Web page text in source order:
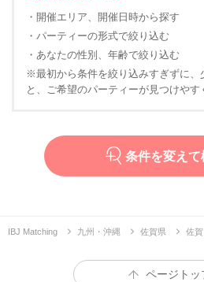
・開催エリア、開催日時から探す
・パーティーの形式で絞り込む
・あなたの性別、年齢で絞り込む
※最初から条件を絞り込みすぎずに、
と、ご希望のパーティーが見つけやす
条件を変えて
IBJ Matching 九州・沖縄 佐賀県 佐賀
ページトッ